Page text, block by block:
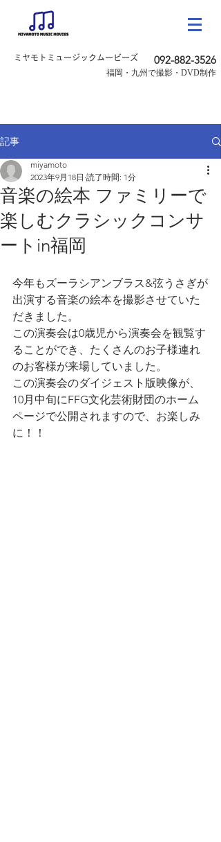
ミヤモトミュージックムービーズ 092-882-3526
​福岡・九州で撮影・DVD制作
記事
音楽の絵本 ファミリーで
楽しむクラシックコンサ
ートin福岡
miyamoto
2023年9月18日 読了時間: 1分
今年もズーラシアンブラス&弦うさぎが
出演する音楽の絵本を撮影させていた
だきました。
この演奏会は0歳児から演奏会を観覧す
ることができ、たくさんのお子様連れ
のお客様が来場していました。
この演奏会のダイジェスト版映像が、
10月中旬にFFG文化芸術財団のホーム
ページで公開されますので、お楽しみ
に！！